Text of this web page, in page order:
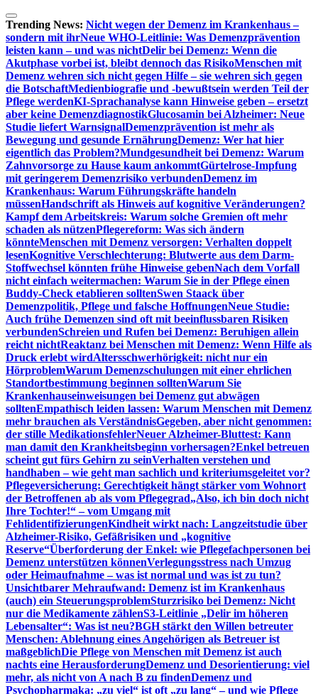
Zum
Inhalt
springen
Trending News: Nicht wegen der Demenz im Krankenhaus –
sondern mit ihrNeue WHO-Leitlinie: Was Demenzprävention
leisten kann – und was nichtDelir bei Demenz: Wenn die
Akutphase vorbei ist, bleibt dennoch das RisikoMenschen mit
Demenz wehren sich nicht gegen Hilfe – sie wehren sich gegen
die BotschaftMedienbiografie und -bewußtsein werden Teil der
Pflege werdenKI-Sprachanalyse kann Hinweise geben – ersetzt
aber keine DemenzdiagnostikGlucosamin bei Alzheimer: Neue
Studie liefert WarnsignalDemenzprävention ist mehr als
Bewegung und gesunde ErnährungDemenz: Wer hat hier
eigentlich das Problem?Mundgesundheit bei Demenz: Warum
Zahnvorsorge zu Hause kaum ankommtGürtelrose-Impfung
mit geringerem Demenzrisiko verbundenDemenz im
Krankenhaus: Warum Führungskräfte handeln
müssenHandschrift als Hinweis auf kognitive Veränderungen?
Kampf dem Arbeitskreis: Warum solche Gremien oft mehr
schaden als nützenPflegereform: Was sich ändern
könnteMenschen mit Demenz versorgen: Verhalten doppelt
lesenKognitive Verschlechterung: Blutwerte aus dem Darm-
Stoffwechsel könnten frühe Hinweise gebenNach dem Vorfall
nicht einfach weitermachen: Warum Sie in der Pflege einen
Buddy-Check etablieren solltenSwen Staack über
Demenzpolitik, Pflege und falsche HoffnungenNeue Studie:
Auch frühe Demenzen sind oft mit beeinflussbaren Risiken
verbundenSchreien und Rufen bei Demenz: Beruhigen allein
reicht nichtReaktanz bei Menschen mit Demenz: Wenn Hilfe als
Druck erlebt wirdAltersschwerhörigkeit: nicht nur ein
HörproblemWarum Demenzschulungen mit einer ehrlichen
Standortbestimmung beginnen solltenWarum Sie
Krankenhauseinweisungen bei Demenz gut abwägen
solltenEmpathisch leiden lassen: Warum Menschen mit Demenz
mehr brauchen als VerständnisGegeben, aber nicht genommen:
der stille MedikationsfehlerNeuer Alzheimer-Bluttest: Kann
man damit den Krankheitsbeginn vorhersagen?Enkel betreuen
scheint gut fürs Gehirn zu seinVerhalten verstehen und
handhaben – wie geht man sachlich und kriteriumsgeleitet vor?
Pflegeversicherung: Gerechtigkeit hängt stärker vom Wohnort
der Betroffenen ab als vom Pflegegrad„Also, ich bin doch nicht
Ihre Tochter!“ – vom Umgang mit
FehlidentifizierungenKindheit wirkt nach: Langzeitstudie über
Alzheimer-Risiko, Gefäßrisiken und „kognitive
Reserve“Überforderung der Enkel: wie Pflegefachpersonen bei
Demenz unterstützen könnenVerlegungsstress nach Umzug
oder Heimaufnahme – was ist normal und was ist zu tun?
Unsichtbarer Mehraufwand: Demenz ist im Krankenhaus
(auch) ein SteuerungsproblemSturzrisiko bei Demenz: Nicht
nur die Medikamente zählenS3-Leitlinie „Delir im höheren
Lebensalter“: Was ist neu?BGH stärkt den Willen betreuter
Menschen: Ablehnung eines Angehörigen als Betreuer ist
maßgeblichDie Pflege von Menschen mit Demenz ist auch
nachts eine HerausforderungDemenz und Desorientierung: viel
mehr, als nicht von A nach B zu findenDemenz und
Psychopharmaka: „zu viel“ ist oft „zu lang“ – und wie Pflege